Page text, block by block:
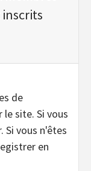
inscrits
de
site. Si vous
Si vous n'êtes
en